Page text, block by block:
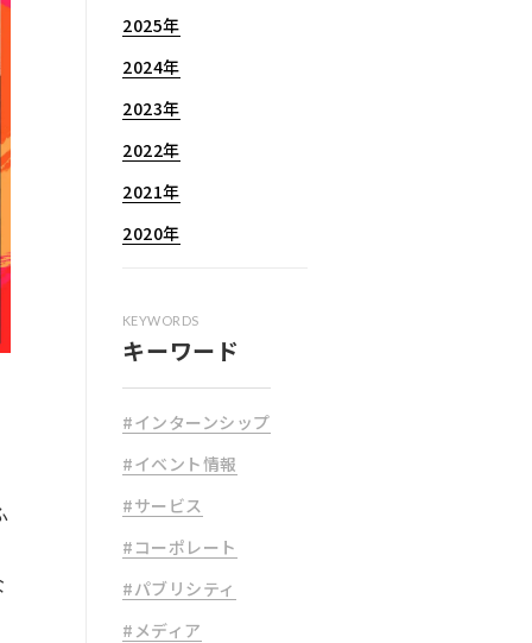
2025年
2024年
2023年
2022年
2021年
2020年
KEYWORDS
キーワード
#インターンシップ
#イベント情報
#サービス
#コーポレート
#パブリシティ
#メディア